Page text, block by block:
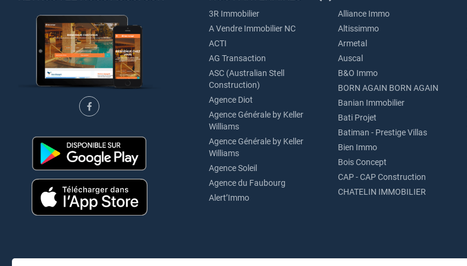
3R Immobilier
A Vendre Immobilier NC
ACTI
AG Transaction
ASC (Australian Stell
Construction)
Agence Diot
Agence Générale by Keller
Williams
Agence Générale by Keller
Williams
Agence Soleil
Agence du Faubourg
Alert’Immo
Alliance Immo
Altissimmo
Armetal
Auscal
B&O Immo
BORN AGAIN BORN AGAIN
Banian Immobilier
Bati Projet
Batiman - Prestige Villas
Bien Immo
Bois Concept
CAP - CAP Construction
CHATELIN IMMOBILIER